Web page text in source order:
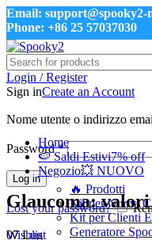
Email: support@spooky2-
Phone: +86 25 57037030
Login / Register
Sign inCreate an Account
Nome utente o indirizzo
Password*
Log in
Lost your password?
Wishlist
Home
🍉 Saldi Estivi7% off
Negozio💥 NUOVO
🔥 Prodotti
Kit per Nuovi
Kit per Clienti
Generatore
Glaucoma: valori
07Lug